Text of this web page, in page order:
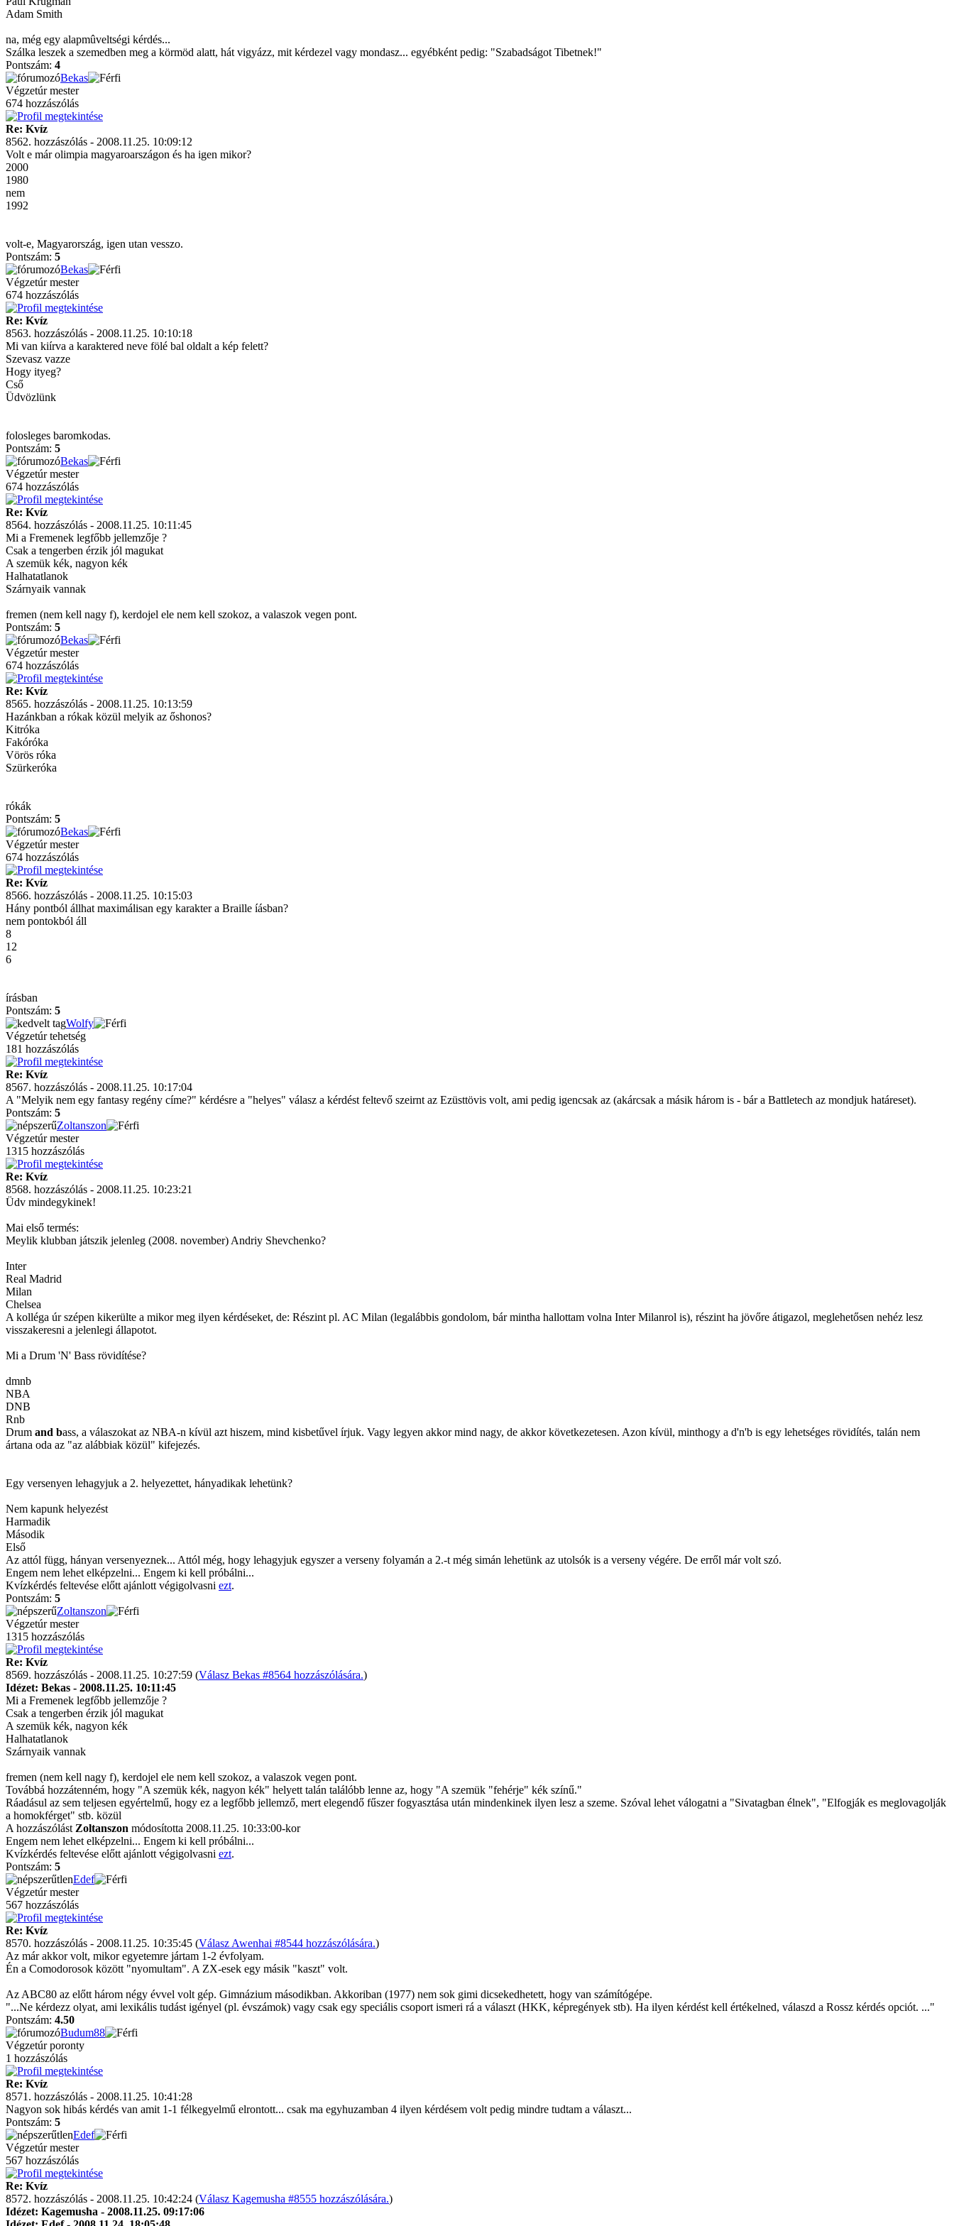
Adam Smith
na, még egy alapmûveltségi kérdés...
Szálka leszek a szemedben meg a körmöd alatt, hát vigyázz, mit kérdezel vagy mondasz... egyébként pedig: "Szabadságot Tibetnek!"
Pontszám: 4
Bekas
Végzetúr mester
674 hozzászólás
Re: Kvíz
8562. hozzászólás - 2008.11.25. 10:09:12
Volt e már olimpia magyaroarszágon és ha igen mikor?
2000
1980
nem
1992
volt-e, Magyarország, igen utan vesszo.
Pontszám: 5
Bekas
Végzetúr mester
674 hozzászólás
Re: Kvíz
8563. hozzászólás - 2008.11.25. 10:10:18
Mi van kiírva a karaktered neve fölé bal oldalt a kép felett?
Szevasz vazze
Hogy ityeg?
Cső
Üdvözlünk
folosleges baromkodas.
Pontszám: 5
Bekas
Végzetúr mester
674 hozzászólás
Re: Kvíz
8564. hozzászólás - 2008.11.25. 10:11:45
Mi a Fremenek legfőbb jellemzője ?
Csak a tengerben érzik jól magukat
A szemük kék, nagyon kék
Halhatatlanok
Szárnyaik vannak
fremen (nem kell nagy f), kerdojel ele nem kell szokoz, a valaszok vegen pont.
Pontszám: 5
Bekas
Végzetúr mester
674 hozzászólás
Re: Kvíz
8565. hozzászólás - 2008.11.25. 10:13:59
Hazánkban a rókak közül melyik az őshonos?
Kitróka
Fakóróka
Vörös róka
Szürkeróka
rókák
Pontszám: 5
Bekas
Végzetúr mester
674 hozzászólás
Re: Kvíz
8566. hozzászólás - 2008.11.25. 10:15:03
Hány pontból állhat maximálisan egy karakter a Braille íásban?
nem pontokból áll
8
12
6
írásban
Pontszám: 5
Wolfy
Végzetúr tehetség
181 hozzászólás
Re: Kvíz
8567. hozzászólás - 2008.11.25. 10:17:04
A "Melyik nem egy fantasy regény címe?" kérdésre a "helyes" válasz a kérdést feltevő szeirnt az Ezüsttövis volt, ami pedig igencsak az (akárcsak a másik három is - bár a Battletech az mondjuk határeset).
Pontszám: 5
Zoltanszon
Végzetúr mester
1315 hozzászólás
Re: Kvíz
8568. hozzászólás - 2008.11.25. 10:23:21
Üdv mindegykinek!
Mai első termés:
Meylik klubban játszik jelenleg (2008. november) Andriy Shevchenko?
Inter
Real Madrid
Milan
Chelsea
A kolléga úr szépen kikerülte a mikor meg ilyen kérdéseket, de: Részint pl. AC Milan (legalábbis gondolom, bár mintha hallottam volna Inter Milanrol is), részint ha jövőre átigazol, meglehetősen nehéz lesz
visszakeresni a jelenlegi állapotot.
Mi a Drum 'N' Bass rövidítése?
dmnb
NBA
DNB
Rnb
Drum and bass, a válaszokat az NBA-n kívül azt hiszem, mind kisbetűvel írjuk. Vagy legyen akkor mind nagy, de akkor következetesen. Azon kívül, minthogy a d'n'b is egy lehetséges rövidítés, talán nem
ártana oda az "az alábbiak közül" kifejezés.
Egy versenyen lehagyjuk a 2. helyezettet, hányadikak lehetünk?
Nem kapunk helyezést
Harmadik
Második
Első
Az attól függ, hányan versenyeznek... Attól még, hogy lehagyjuk egyszer a verseny folyamán a 2.-t még simán lehetünk az utolsók is a verseny végére. De erről már volt szó.
Engem nem lehet elképzelni... Engem ki kell próbálni...
Kvízkérdés feltevése előtt ajánlott végigolvasni ezt.
Pontszám: 5
Zoltanszon
Végzetúr mester
1315 hozzászólás
Re: Kvíz
8569. hozzászólás - 2008.11.25. 10:27:59 (Válasz Bekas #8564 hozzászólására.)
Idézet: Bekas - 2008.11.25. 10:11:45
Mi a Fremenek legfőbb jellemzője ?
Csak a tengerben érzik jól magukat
A szemük kék, nagyon kék
Halhatatlanok
Szárnyaik vannak
fremen (nem kell nagy f), kerdojel ele nem kell szokoz, a valaszok vegen pont.
Továbbá hozzátenném, hogy "A szemük kék, nagyon kék" helyett talán találóbb lenne az, hogy "A szemük "fehérje" kék színű."
Ráadásul az sem teljesen egyértelmű, hogy ez a legfőbb jellemző, mert elegendő fűszer fogyasztása után mindenkinek ilyen lesz a szeme. Szóval lehet válogatni a "Sivatagban élnek", "Elfogják es meglovagolják
a homokférget" stb. közül
A hozzászólást Zoltanszon módosította 2008.11.25. 10:33:00-kor
Engem nem lehet elképzelni... Engem ki kell próbálni...
Kvízkérdés feltevése előtt ajánlott végigolvasni ezt.
Pontszám: 5
Edef
Végzetúr mester
567 hozzászólás
Re: Kvíz
8570. hozzászólás - 2008.11.25. 10:35:45 (Válasz Awenhai #8544 hozzászólására.)
Az már akkor volt, mikor egyetemre jártam 1-2 évfolyam.
Én a Comodorosok között "nyomultam". A ZX-esek egy másik "kaszt" volt.
Az ABC80 az előtt három négy évvel volt gép. Gimnázium másodikban. Akkoriban (1977) nem sok gimi dicsekedhetett, hogy van számítógépe.
"...Ne kérdezz olyat, ami lexikális tudást igényel (pl. évszámok) vagy csak egy speciális csoport ismeri rá a választ (HKK, képregények stb). Ha ilyen kérdést kell értékelned, válaszd a Rossz kérdés opciót. ..."
Pontszám: 4.50
Budum88
Végzetúr poronty
1 hozzászólás
Re: Kvíz
8571. hozzászólás - 2008.11.25. 10:41:28
Nagyon sok hibás kérdés van amit 1-1 félkegyelmű elrontott... csak ma egyhuzamban 4 ilyen kérdésem volt pedig mindre tudtam a választ...
Pontszám: 5
Edef
Végzetúr mester
567 hozzászólás
Re: Kvíz
8572. hozzászólás - 2008.11.25. 10:42:24 (Válasz Kagemusha #8555 hozzászólására.)
Idézet: Kagemusha - 2008.11.25. 09:17:06